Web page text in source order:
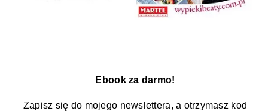
Ebook za darmo!
Zapisz się do mojego newslettera, a otrzymasz kod